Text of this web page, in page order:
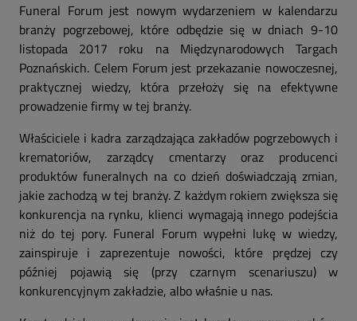
Funeral Forum jest nowym wydarzeniem w kalendarzu
branży pogrzebowej, które odbędzie się w dniach 9-10
listopada 2017 roku na Międzynarodowych Targach
Poznańskich. Celem Forum jest przekazanie nowoczesnej,
praktycznej wiedzy, która przełoży się na efektywne
prowadzenie firmy w tej branży.
Właściciele i kadra zarządzająca zakładów pogrzebowych i
krematoriów, zarządcy cmentarzy oraz producenci
produktów funeralnych na co dzień doświadczają zmian,
jakie zachodzą w tej branży. Z każdym rokiem zwiększa się
konkurencja na rynku, klienci wymagają innego podejścia
niż do tej pory. Funeral Forum wypełni lukę w wiedzy,
zainspiruje i zaprezentuje nowości, które prędzej czy
później pojawią się (przy czarnym scenariuszu) w
konkurencyjnym zakładzie, albo właśnie u nas.